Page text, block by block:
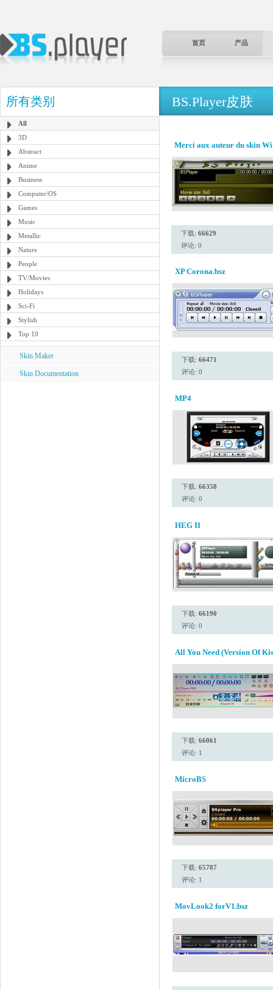
首页 产品
所有类别
All
3D
Abstract
Anime
Business
Computer/OS
Games
Music
Metallic
Nature
People
TV/Movies
Holidays
Sci-Fi
Stylish
Top 10
Skin Maker
Skin Documentation
BS.Player皮肤
Merci aux auteur du skin
下载: 66629
评论: 0
XP Corona.bsz
下载: 66471
评论: 0
MP4
下载: 66358
评论: 0
HEG II
下载: 66190
评论: 0
All You Need (Version Of
下载: 66061
评论: 1
MicroBS
下载: 65787
评论: 1
MovLook2 forV1.bsz